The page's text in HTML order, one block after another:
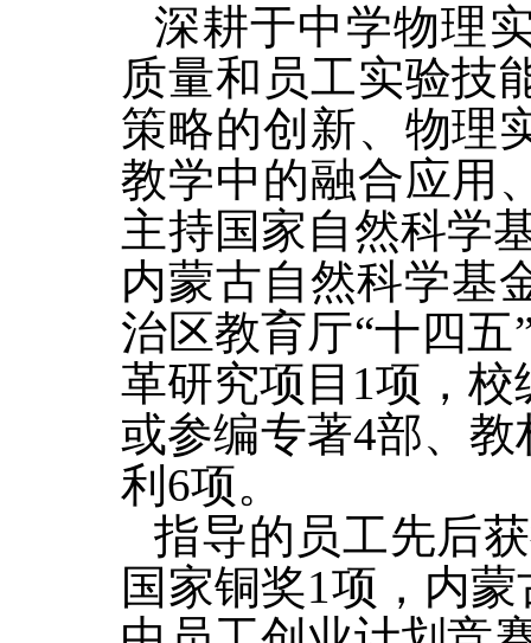
深耕于中学物理
质量和员工实验技
策略的创新、物理
教学中的融合应用
主持国家自然科学
内蒙古自然科学基
治区教育厅“十四
革研究项目1项，
或参编专著4部、
利6项。
指导的员工先后
国家铜奖1项，内